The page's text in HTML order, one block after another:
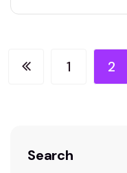
una
spiegando che
1 2
Search